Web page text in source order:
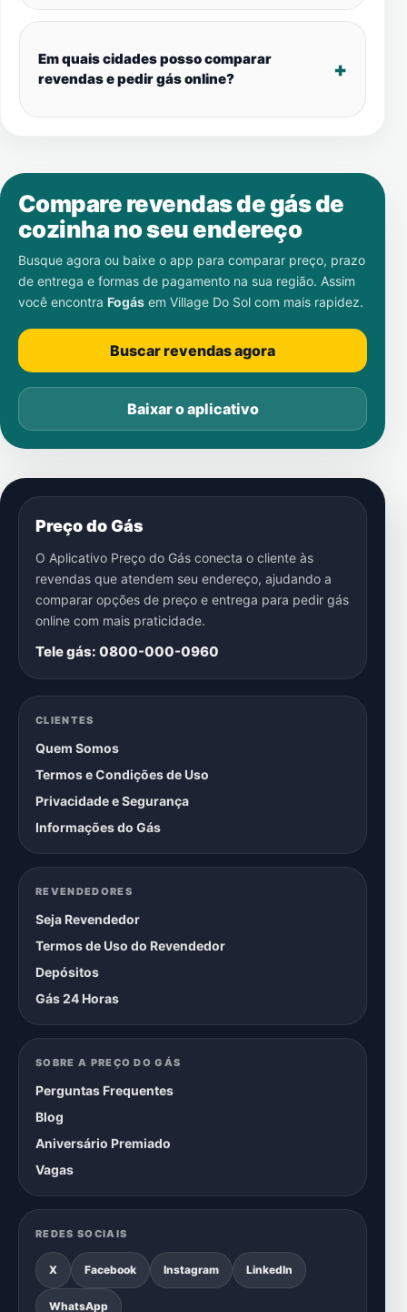
Em quais cidades posso comparar
revendas e pedir gás online?
Compare revendas de gás de
cozinha no seu endereço
Busque agora ou baixe o app para comparar preço, prazo
de entrega e formas de pagamento na sua região. Assim
você encontra Fogás em Village Do Sol com mais rapidez.
Buscar revendas agora
Baixar o aplicativo
Preço do Gás
O Aplicativo Preço do Gás conecta o cliente às
revendas que atendem seu endereço, ajudando a
comparar opções de preço e entrega para pedir gás
online com mais praticidade.
Tele gás: 0800-000-0960
CLIENTES
Quem Somos
Termos e Condições de Uso
Privacidade e Segurança
Informações do Gás
REVENDEDORES
Seja Revendedor
Termos de Uso do Revendedor
Depósitos
Gás 24 Horas
SOBRE A PREÇO DO GÁS
Perguntas Frequentes
Blog
Aniversário Premiado
Vagas
REDES SOCIAIS
X Facebook Instagram LinkedIn
WhatsApp